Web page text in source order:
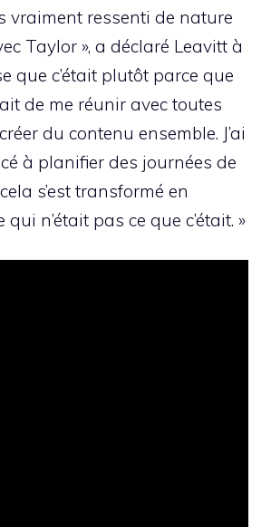
vraiment ressenti de nature
Taylor », a déclaré Leavitt à
que c’était plutôt parce que
de me réunir avec toutes
du contenu ensemble. J’ai
à planifier des journées de
s’est transformé en
n’était pas ce que c’était. »